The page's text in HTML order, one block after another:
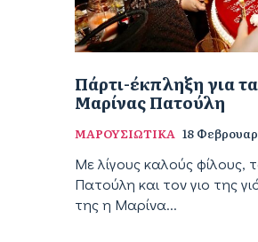
Πάρτι-έκπληξη για
Μαρίνας Πατούλη
ΜΑΡΟΥΣΙΩΤΙΚΑ 18
Με λίγους καλούς φίλους,
Πατούλη και τον γιο της
της η Μαρίνα...